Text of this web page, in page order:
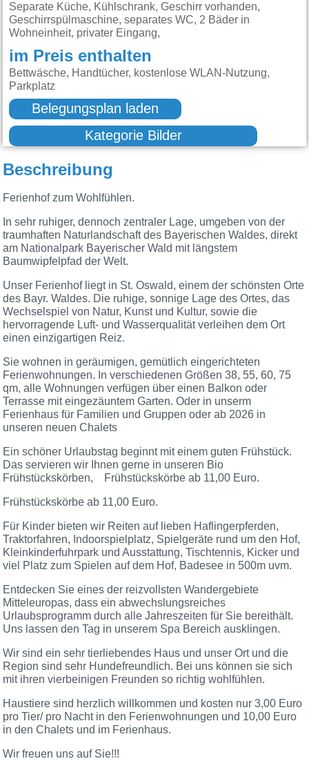
Separate Küche, Kühlschrank, Geschirr vorhanden,
Geschirrspülmaschine, separates WC, 2 Bäder in
Wohneinheit, privater Eingang,
im Preis enthalten
Bettwäsche, Handtücher, kostenlose WLAN-Nutzung,
Parkplatz
Belegungsplan laden
Kategorie Bilder
Beschreibung
Ferienhof zum Wohlfühlen.
In sehr ruhiger, dennoch zentraler Lage, umgeben von der
traumhaften Naturlandschaft des Bayerischen Waldes, direkt
am Nationalpark Bayerischer Wald mit längstem
Baumwipfelpfad der Welt.
Unser Ferienhof liegt in St. Oswald, einem der schönsten Orte
des Bayr. Waldes. Die ruhige, sonnige Lage des Ortes, das
Wechselspiel von Natur, Kunst und Kultur, sowie die
hervorragende Luft- und Wasserqualität verleihen dem Ort
einen einzigartigen Reiz.
Sie wohnen in geräumigen, gemütlich eingerichteten
Ferienwohnungen. In verschiedenen Größen 38, 55, 60, 75
qm, alle Wohnungen verfügen über einen Balkon oder
Terrasse mit eingezäuntem Garten. Oder in unserm
Ferienhaus für Familien und Gruppen oder ab 2026 in
unseren neuen Chalets
Ein schöner Urlaubstag beginnt mit einem guten Frühstück.
Das servieren wir Ihnen gerne in unseren Bio
Frühstückskörben, Frühstückskörbe ab 11,00 Euro.
Frühstückskörbe ab 11,00 Euro.
Für Kinder bieten wir Reiten auf lieben Haflingerpferden,
Traktorfahren, Indoorspielplatz, Spielgeräte rund um den Hof,
Kleinkinderfuhrpark und Ausstattung, Tischtennis, Kicker und
viel Platz zum Spielen auf dem Hof, Badesee in 500m uvm.
Entdecken Sie eines der reizvollsten Wandergebiete
Mitteleuropas, dass ein abwechslungsreiches
Urlaubsprogramm durch alle Jahreszeiten für Sie bereithält.
Uns lassen den Tag in unserem Spa Bereich ausklingen.
Wir sind ein sehr tierliebendes Haus und unser Ort und die
Region sind sehr Hundefreundlich. Bei uns können sie sich
mit ihren vierbeinigen Freunden so richtig wohlfühlen.
Haustiere sind herzlich willkommen und kosten nur 3,00 Euro
pro Tier/ pro Nacht in den Ferienwohnungen und 10,00 Euro
in den Chalets und im Ferienhaus.
Wir freuen uns auf Sie!!!